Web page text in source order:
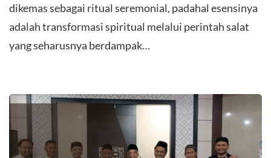
dikemas sebagai ritual seremonial, padahal esensinya
adalah transformasi spiritual melalui perintah salat
yang seharusnya berdampak…